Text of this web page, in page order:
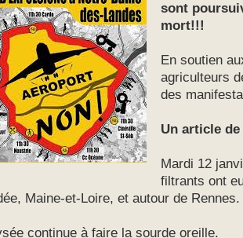
sont
mort!!!
En soutien
agriculteurs
des
Un article
Mardi 12
filtrants ont
Maine-et-Loire, et autour de Rennes.
continue à faire la sourde oreille.